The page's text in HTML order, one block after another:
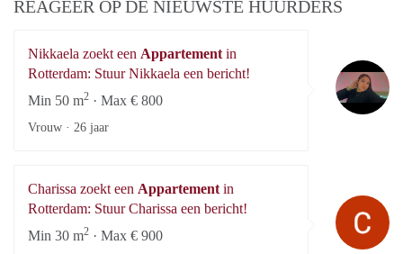
REAGEER OP DE NIEUWSTE HUURDERS
Nikkaela zoekt een Appartement in
Rotterdam: Stuur Nikkaela een bericht!
Min 50 m2 · Max € 800
Vrouw · 26 jaar
Charissa zoekt een Appartement in
Rotterdam: Stuur Charissa een bericht!
Min 30 m2 · Max € 900